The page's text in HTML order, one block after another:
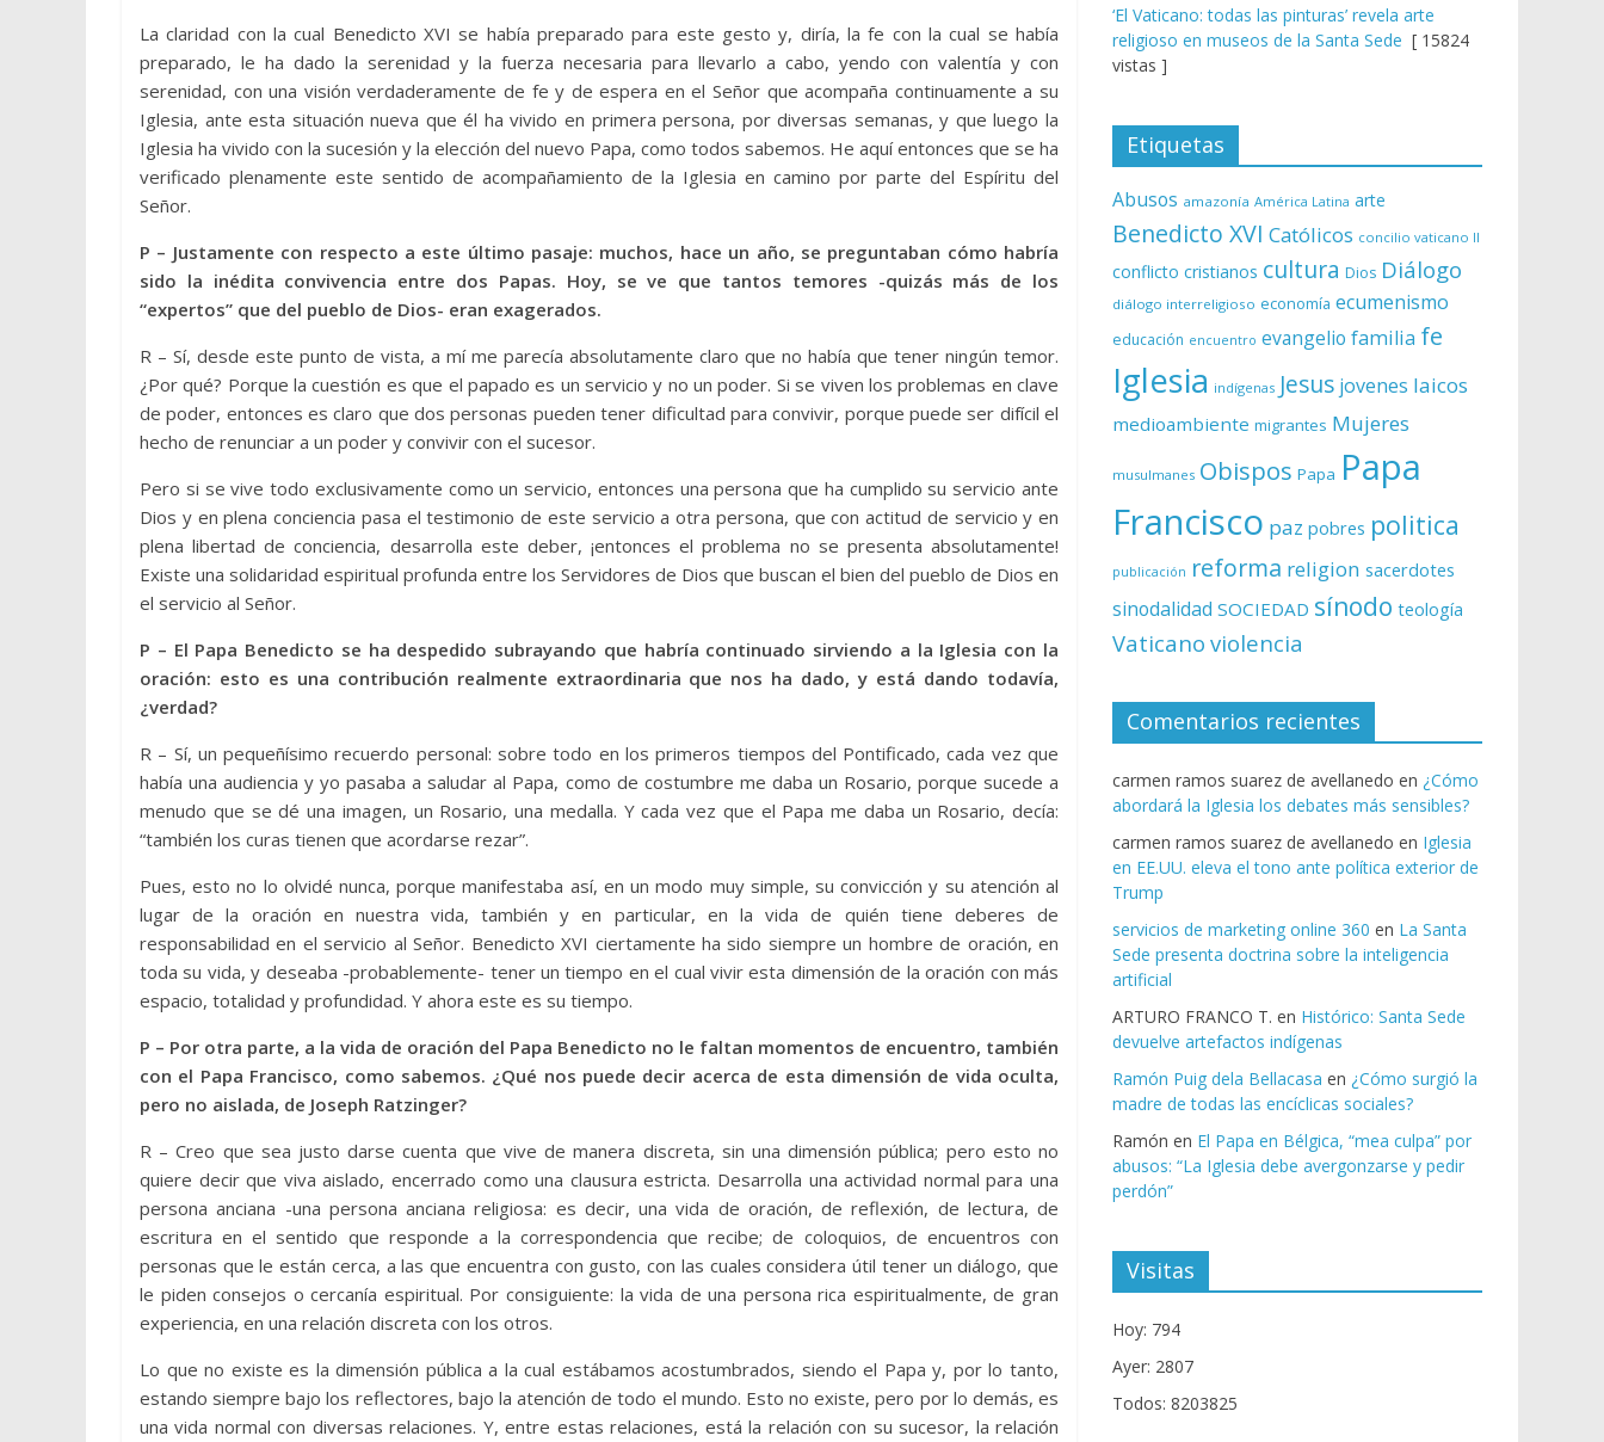
La claridad con la cual Benedicto XVI se había preparado para este gesto y, diría, la fe con la cual se había
preparado, le ha dado la serenidad y la fuerza necesaria para llevarlo a cabo, yendo con valentía y con
serenidad, con una visión verdaderamente de fe y de espera en el Señor que acompaña continuamente a su
Iglesia, ante esta situación nueva que él ha vivido en primera persona, por diversas semanas, y que luego la
Iglesia ha vivido con la sucesión y la elección del nuevo Papa, como todos sabemos. He aquí entonces que se ha
verificado plenamente este sentido de acompañamiento de la Iglesia en camino por parte del Espíritu del
Señor.
P – Justamente con respecto a este último pasaje: muchos, hace un año, se preguntaban cómo habría
sido la inédita convivencia entre dos Papas. Hoy, se ve que tantos temores -quizás más de los
“expertos” que del pueblo de Dios- eran exagerados.
R – Sí, desde este punto de vista, a mí me parecía absolutamente claro que no había que tener ningún temor.
¿Por qué? Porque la cuestión es que el papado es un servicio y no un poder. Si se viven los problemas en clave
de poder, entonces es claro que dos personas pueden tener dificultad para convivir, porque puede ser difícil el
hecho de renunciar a un poder y convivir con el sucesor.
Pero si se vive todo exclusivamente como un servicio, entonces una persona que ha cumplido su servicio ante
Dios y en plena conciencia pasa el testimonio de este servicio a otra persona, que con actitud de servicio y en
plena libertad de conciencia, desarrolla este deber, ¡entonces el problema no se presenta absolutamente!
Existe una solidaridad espiritual profunda entre los Servidores de Dios que buscan el bien del pueblo de Dios en
el servicio al Señor.
P – El Papa Benedicto se ha despedido subrayando que habría continuado sirviendo a la Iglesia con la
oración: esto es una contribución realmente extraordinaria que nos ha dado, y está dando todavía,
¿verdad?
R – Sí, un pequeñísimo recuerdo personal: sobre todo en los primeros tiempos del Pontificado, cada vez que
había una audiencia y yo pasaba a saludar al Papa, como de costumbre me daba un Rosario, porque sucede a
menudo que se dé una imagen, un Rosario, una medalla. Y cada vez que el Papa me daba un Rosario, decía:
“también los curas tienen que acordarse rezar”.
Pues, esto no lo olvidé nunca, porque manifestaba así, en un modo muy simple, su convicción y su atención al
lugar de la oración en nuestra vida, también y en particular, en la vida de quién tiene deberes de
responsabilidad en el servicio al Señor. Benedicto XVI ciertamente ha sido siempre un hombre de oración, en
toda su vida, y deseaba -probablemente- tener un tiempo en el cual vivir esta dimensión de la oración con más
espacio, totalidad y profundidad. Y ahora este es su tiempo.
P – Por otra parte, a la vida de oración del Papa Benedicto no le faltan momentos de encuentro, también
con el Papa Francisco, como sabemos. ¿Qué nos puede decir acerca de esta dimensión de vida oculta,
pero no aislada, de Joseph Ratzinger?
R – Creo que sea justo darse cuenta que vive de manera discreta, sin una dimensión pública; pero esto no
quiere decir que viva aislado, encerrado como una clausura estricta. Desarrolla una actividad normal para una
persona anciana -una persona anciana religiosa: es decir, una vida de oración, de reflexión, de lectura, de
escritura en el sentido que responde a la correspondencia que recibe; de coloquios, de encuentros con
personas que le están cerca, a las que encuentra con gusto, con las cuales considera útil tener un diálogo, que
le piden consejos o cercanía espiritual. Por consiguiente: la vida de una persona rica espiritualmente, de gran
experiencia, en una relación discreta con los otros.
Lo que no existe es la dimensión pública a la cual estábamos acostumbrados, siendo el Papa y, por lo tanto,
estando siempre bajo los reflectores, bajo la atención de todo el mundo. Esto no existe, pero por lo demás, es
una vida normal con diversas relaciones. Y, entre estas relaciones, está la relación con su sucesor, la relación
‘El Vaticano: todas las pinturas’ revela arte
religioso en museos de la Santa Sede [ 15824
vistas ]
Etiquetas
Abusos amazonía América Latina arte
Benedicto XVI Católicos concilio vaticano II
conflicto cristianos cultura Dios Diálogo
diálogo interreligioso economía ecumenismo
educación encuentro evangelio familia fe
Iglesia indígenas Jesus jovenes laicos
medioambiente migrantes Mujeres
musulmanes Obispos Papa Papa
Francisco paz pobres politica
publicación reforma religion sacerdotes
sinodalidad SOCIEDAD sínodo teología
Vaticano violencia
Comentarios recientes
carmen ramos suarez de avellanedo en ¿Cómo
abordará la Iglesia los debates más sensibles?
carmen ramos suarez de avellanedo en Iglesia
en EE.UU. eleva el tono ante política exterior de
Trump
servicios de marketing online 360 en La Santa
Sede presenta doctrina sobre la inteligencia
artificial
ARTURO FRANCO T. en Histórico: Santa Sede
devuelve artefactos indígenas
Ramón Puig dela Bellacasa en ¿Cómo surgió la
madre de todas las encíclicas sociales?
Ramón en El Papa en Bélgica, “mea culpa” por
abusos: “La Iglesia debe avergonzarse y pedir
perdón”
Visitas
Hoy: 794
Ayer: 2807
Todos: 8203825